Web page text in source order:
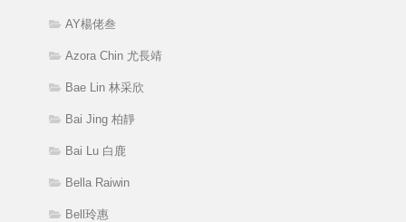
AY楊佬叁
Azora Chin 尤長靖
Bae Lin 林采欣
Bai Jing 柏靜
Bai Lu 白鹿
Bella Raiwin
Bell玲惠